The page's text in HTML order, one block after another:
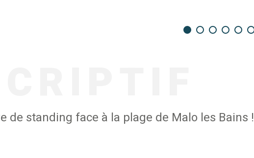
de standing face à la plage de Malo les Bains !